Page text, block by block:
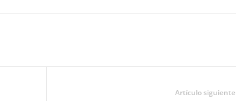
Artículo siguiente